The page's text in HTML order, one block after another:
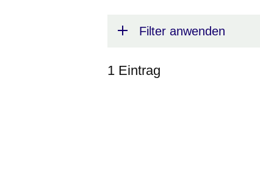
Filter anwenden
1 Eintrag